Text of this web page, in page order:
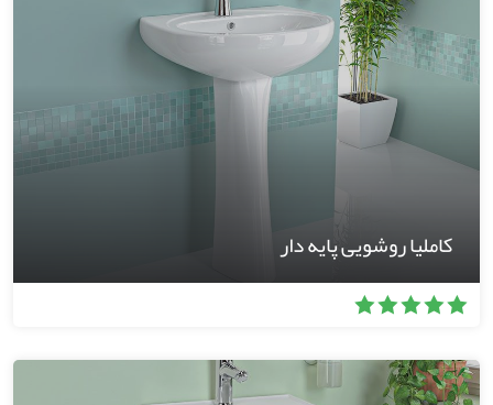
کاملیا روشویی پایه دار